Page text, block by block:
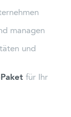
managen
und
für Ihr